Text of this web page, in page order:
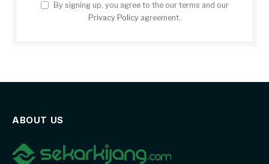
By signing up, you agree to the our terms and our
Privacy Policy agreement.
ABOUT US